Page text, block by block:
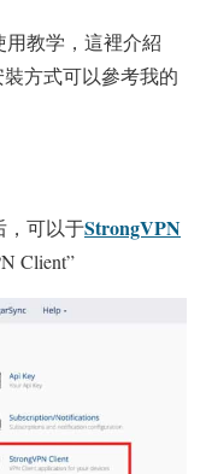
用教学，這裡介紹
方式可以參考我的
，可以于StrongVPN
Client”